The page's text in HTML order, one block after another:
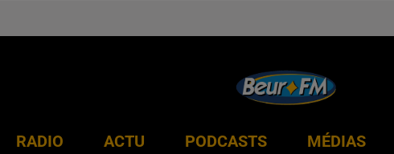
RADIO ACTU PODCASTS MÉDIAS